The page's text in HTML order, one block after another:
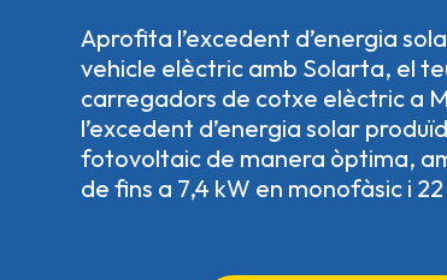
Aprofita l’excedent d’energia
vehicle elèctric amb Solarta, el
carregadors de cotxe elèctric a
l’excedent d’energia solar
fotovoltaic de manera òptima,
de fins a 7,4 kW en monofàsic i